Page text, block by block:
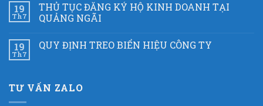
19
Th7
THỦ TỤC ĐĂNG KÝ HỘ KINH DOANH TẠI
QUẢNG NGÃI
19
Th7
QUY ĐỊNH TREO BIỂN HIỆU CÔNG TY
TƯ VẤN ZALO